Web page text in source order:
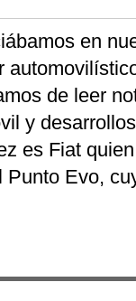
en
de leer
y
es Fiat
Evo,